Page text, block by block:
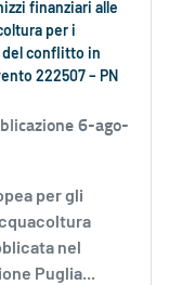
finanziari alle
per i
del conflitto in
222507 – PN
6-ago-
per gli
nel
Puglia...